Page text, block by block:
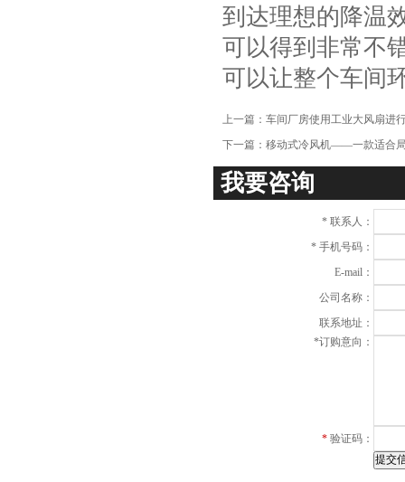
到达理想的降温
可以得到非常不
可以让整个车间
上一篇： 车间厂房使用工业大风扇进
下一篇： 移动式冷风机——一款适合
我要咨询
* 联系人：
* 手机号码：
E-mail：
公司名称：
联系地址：
*订购意向：
* 验证码：